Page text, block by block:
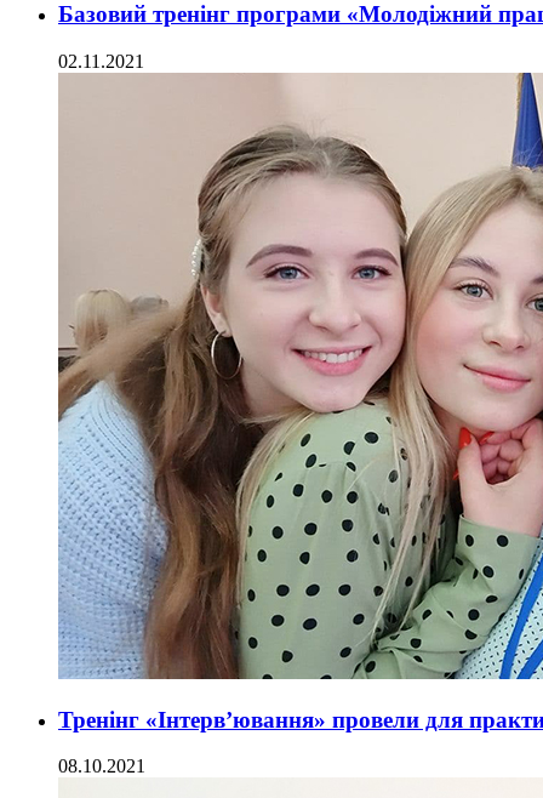
Базовий тренінг програми «Молодіжний
02.11.2021
Тренінг «Інтерв’ювання» провели для
08.10.2021